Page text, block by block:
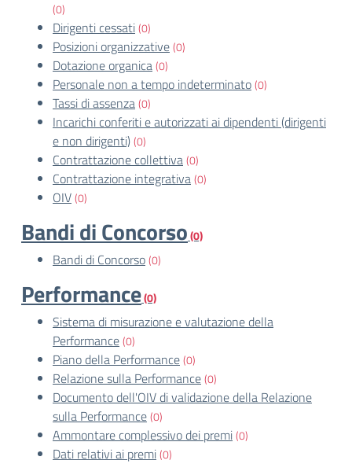
(0)
Dirigenti cessati(0)
Posizioni organizzative(0)
Dotazione organica(0)
Personale non a tempo indeterminato(0)
Tassi di assenza(0)
Incarichi conferiti e autorizzati ai dipendenti (dirigenti
e non dirigenti)(0)
Contrattazione collettiva(0)
Contrattazione integrativa(0)
OIV(0)
Bandi di Concorso(0)
Bandi di Concorso(0)
Performance(0)
Sistema di misurazione e valutazione della
Performance(0)
Piano della Performance(0)
Relazione sulla Performance(0)
Documento dell'OIV di validazione della Relazione
sulla Performance(0)
Ammontare complessivo dei premi(0)
Dati relativi ai premi(0)